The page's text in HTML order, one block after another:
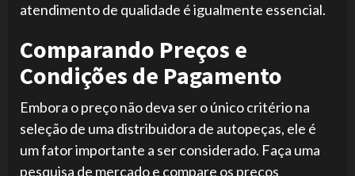
atendimento de qualidade é igualmente essencial.
Comparando Preços e
Condições de Pagamento
Embora o preço não deva ser o único critério na
seleção de uma distribuidora de autopeças, ele é
um fator importante a ser considerado. Faça uma
pesquisa de mercado e compare os preços